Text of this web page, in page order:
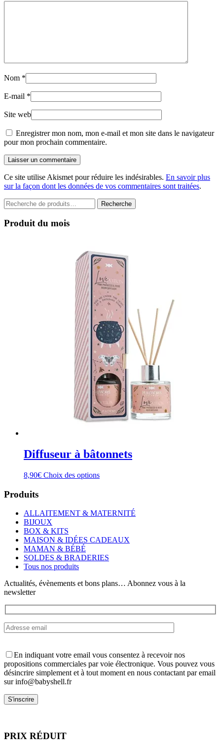
Nom *
E-mail *
Site web
Enregistrer mon nom, mon e-mail et mon site dans le navigateur
pour mon prochain commentaire.
Laisser un commentaire
Ce site utilise Akismet pour réduire les indésirables. En savoir plus
sur la façon dont les données de vos commentaires sont traitées.
Recherche
pour :
Recherche
Produit du mois
Diffuseur à bâtonnets
8,90€ Choix des optionsCe
variations.
Les
peuvent
être
choisies
sur
page
du
Produits
ALLAITEMENT & MATERNITÉ
BIJOUX
BOX & KITS
MAISON & IDÉES CADEAUX
MAMAN & BÉBÉ
SOLDES & BRADERIES
Tous nos produits
Actualités, évènements et bons plans… Abonnez vous à la
newsletter
En indiquant votre email vous consentez à recevoir nos
propositions commerciales par voie électronique. Vous pouvez vous
désincrire simplement et à tout moment en nous contactant par email
sur info@babyshell.fr
PRIX RÉDUIT